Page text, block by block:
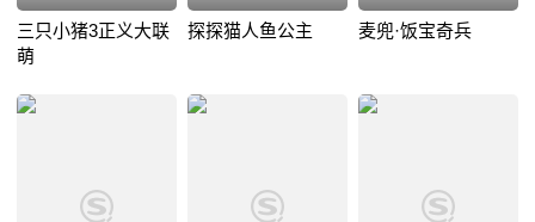
三只小猪3正义大联
萌
探探猫人鱼公主 麦兜·饭宝奇兵